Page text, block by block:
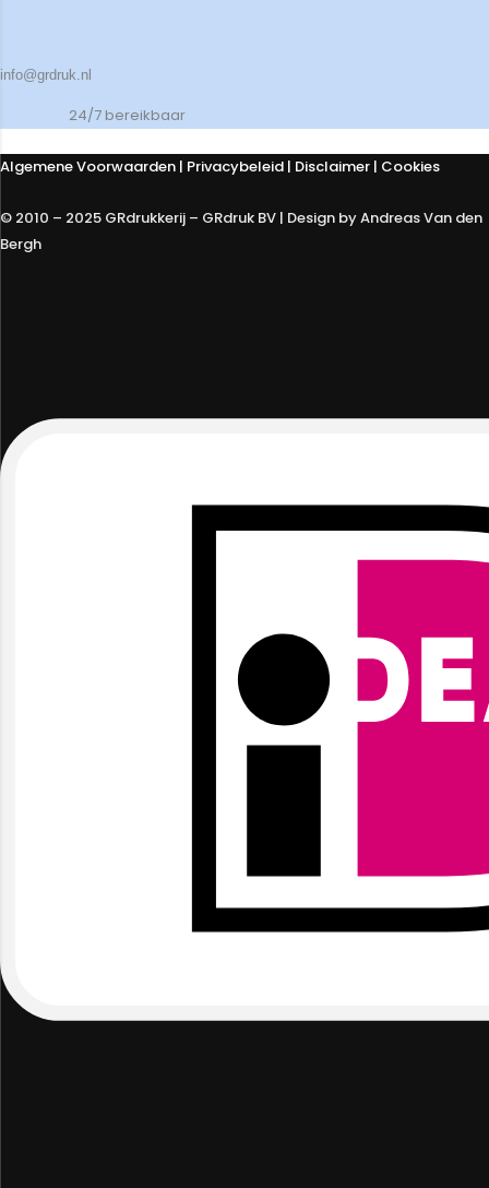
info@grdruk.nl
24/7 bereikbaar
Algemene Voorwaarden | Privacybeleid | Disclaimer | Cookies
© 2010 – 2025 GRdrukkerij – GRdruk BV | Design by Andreas Van den
Bergh